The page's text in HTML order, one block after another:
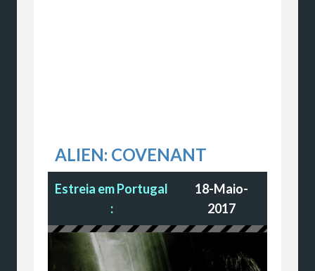
ALIEN: COVENANT
Estreia em Portugal
:
18-Maio-
2017